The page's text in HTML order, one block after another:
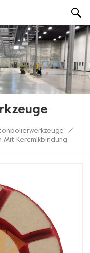
/
Mit Keramikbindung